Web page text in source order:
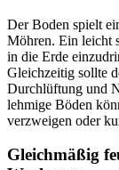
Der Boden spielt
Möhren. Ein leicht
in die Erde
Gleichzeitig sollte
Durchlüftung und
lehmige Böden
verzweigen oder
Gleichmäßig